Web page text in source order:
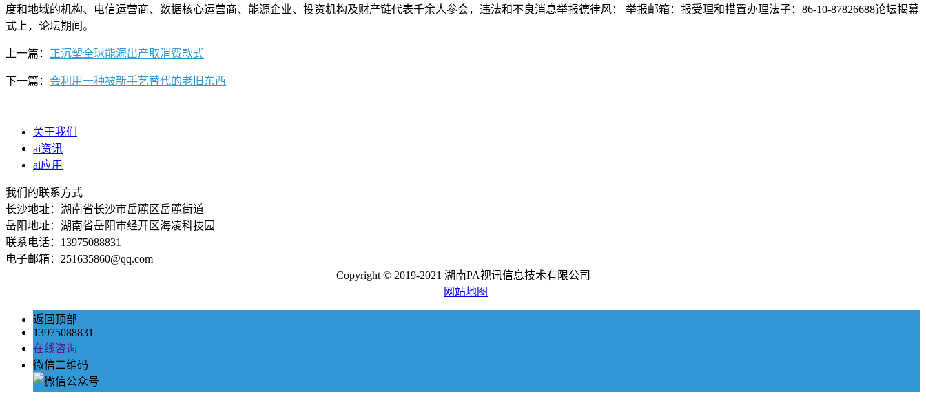
度和地域的机构、电信运营商、数据核心运营商、能源企业、投资机构及财产链代表千余人参会，违法和不良消息举报德律风： 举报邮箱：报受理和措置办理法子：86-10-87826688论坛揭幕
式上，论坛期间。
上一篇： 正沉塑全球能源出产取消费款式
下一篇： 会利用一种被新手艺替代的老旧东西
关于我们
ai资讯
ai应用
我们的联系方式
长沙地址：湖南省长沙市岳麓区岳麓街道
岳阳地址：湖南省岳阳市经开区海凌科技园
联系电话：13975088831
电子邮箱：251635860@qq.com
Copyright © 2019-2021 湖南PA视讯信息技术有限公司
网站地图
返回顶部
13975088831
在线咨询
微信二维码